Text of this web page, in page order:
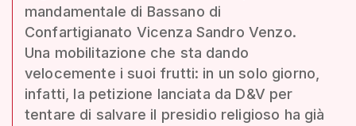
mandamentale di Bassano di
Confartigianato Vicenza Sandro Venzo.
Una mobilitazione che sta dando
velocemente i suoi frutti: in un solo giorno,
infatti, la petizione lanciata da D&V per
tentare di salvare il presidio religioso ha già